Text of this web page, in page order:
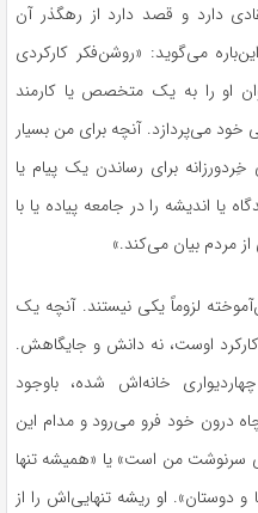
دارد و قصد دارد از رهگذر آن
می‌گوید: «روشن‌فکر کارکردی
او را به یک متخصص یا کارمند
می‌پردازد. آنچه برای من بسیار
برای رساندن یک پیام یا
یا اندیشه را در جامعه پیاده یا با
مردم بیان می‌کند.»
لزوماً یکی نیستند. آنچه یک
اوست، نه دانش و جایگاهش.
خانه‌اش شده، باوجود
درون خود فرو می‌رود و مدام این
سرنوشت من است» یا «همیشه تنها
و دوستان». او ریشه تنهایی‌اش را از